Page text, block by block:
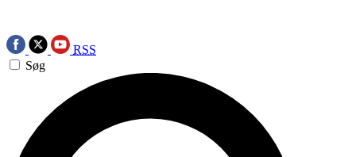
RSS
Søg